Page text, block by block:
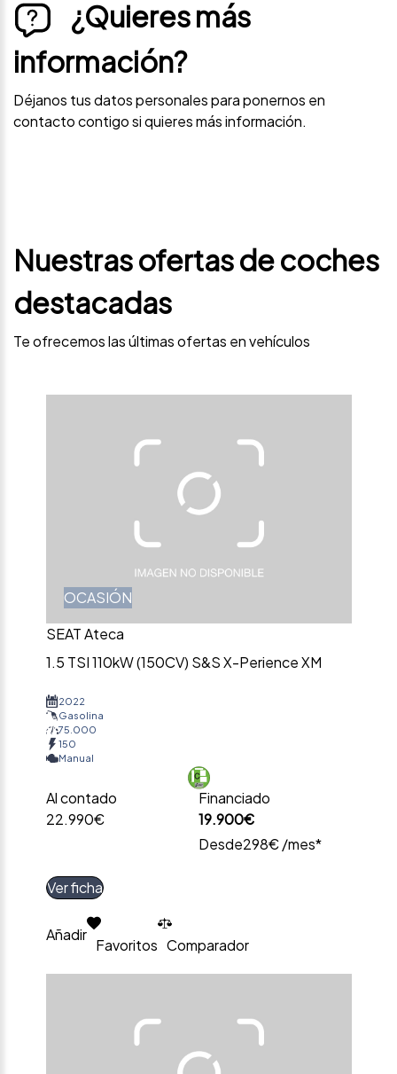
¿Quieres más
información?
Déjanos tus datos personales para ponernos en
contacto contigo si quieres más información.
Nuestras ofertas de coches
destacadas
Te ofrecemos las últimas ofertas en vehículos
OCASIÓN
SEAT Ateca
1.5 TSI 110kW (150CV) S&S X-Perience XM
2022
Gasolina
75.000
150
Manual
Al contado
22.990€
Financiado
19.900€
Desde298€ /mes*
Ver ficha
Añadir
Favoritos Comparador